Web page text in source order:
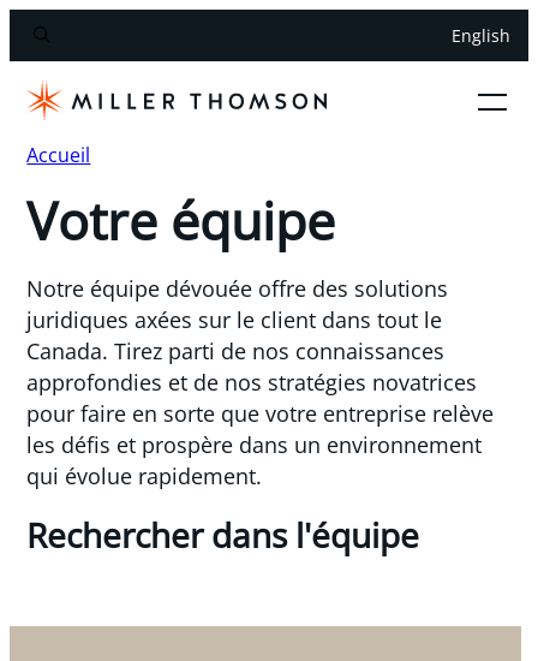
English
Accueil
Votre équipe
Notre équipe dévouée offre des solutions
juridiques axées sur le client dans tout le
Canada. Tirez parti de nos connaissances
approfondies et de nos stratégies novatrices
pour faire en sorte que votre entreprise relève
les défis et prospère dans un environnement
qui évolue rapidement.
Rechercher dans l'équipe